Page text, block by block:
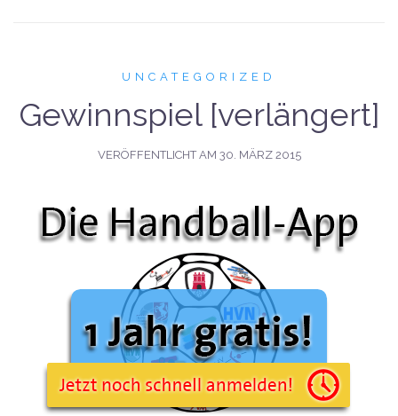
UNCATEGORIZED
Gewinnspiel [verlängert]
VERÖFFENTLICHT AM 30. MÄRZ 2015